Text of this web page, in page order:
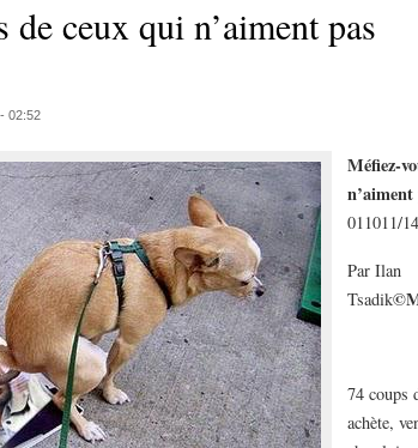
ceux qui n’aiment pas
02:52
Méfiez-
n’aiment
011011/
Par Ilan
Tsadik©
74 coups
achète,